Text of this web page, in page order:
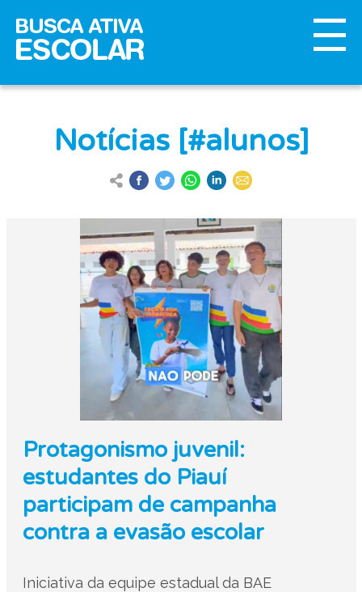
Notícias [#alunos]
Protagonismo juvenil:
estudantes do Piauí
participam de campanha
contra a evasão escolar
Iniciativa da equipe estadual da BAE